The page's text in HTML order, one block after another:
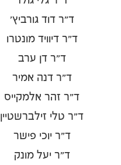
ד"ר דוד גורביץ'
ד"ר דיוויד מונטרו
ד"ר דן ערב
ד"ר דנה אמיר
ד"ר זהר אלמקייס
ד"ר טלי זילברשטיין
ד"ר יוכי פישר
ד"ר יעל מונק